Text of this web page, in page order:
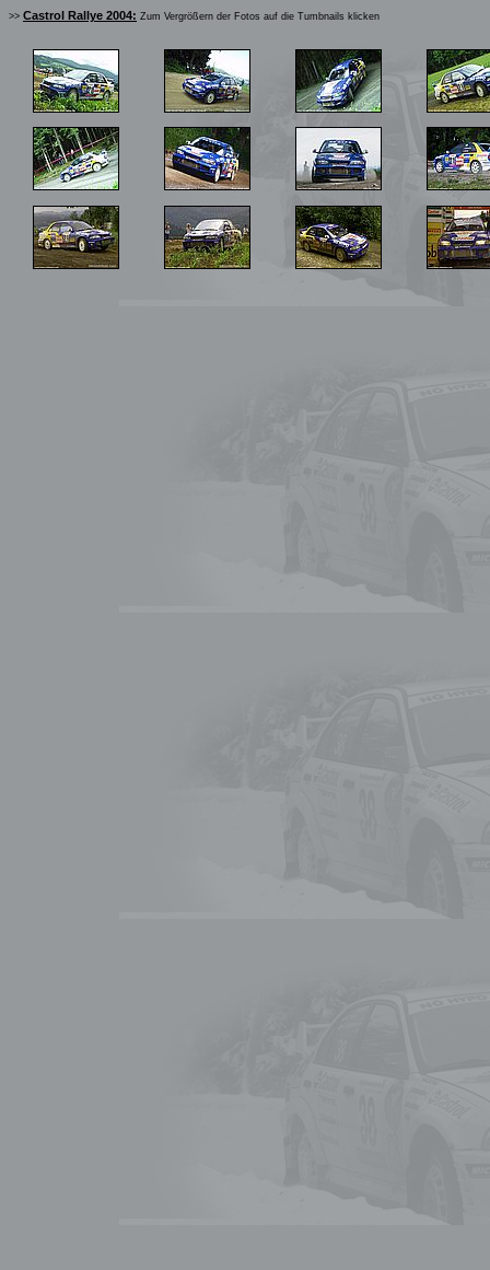
>> Castrol Rallye 2004: Zum Vergrößern der Fotos auf die Tumbnails klicken